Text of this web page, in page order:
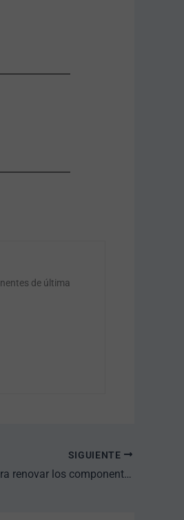
de última
SIGUIENTE
¿Cuándo es el momento adecuado para renovar los componentes de tu prótesis?